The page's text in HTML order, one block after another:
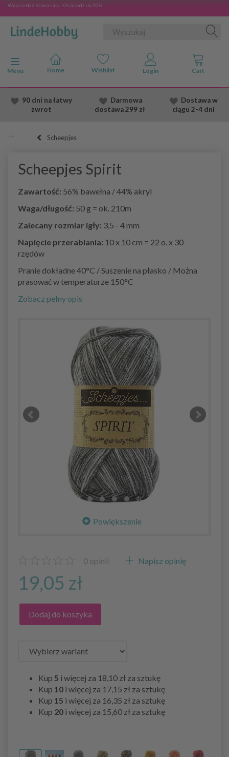
Wyprzedaż Konca Lata - Oszczędź do 50%
Przełącz nawigację
Menu
90 dni na łatwy
zwrot
Darmowa
dostawa299 zł
Dostawaw
ciągu 2-4 dni
Scheepjes
Scheepjes Spirit
Zawartość: 56% bawełna / 44% akryl
Waga/długość: 50 g = ok. 210m
Zalecany rozmiar igły: 3,5 - 4 mm
Napięcie przerabiania: 10 x 10 cm = 22 o. x 30
rzędów
Pranie dokładne 40°C / Suszenie na płasko / Można
prasować w temperaturze 150°C
Zobacz pełny opis
Powiększenie
0 opinii Napisz opinię
19,05 zł
Dodaj do koszyka
Kup 5 i więcej za 18,10 zł za sztukę
Kup 10 i więcej za 17,15 zł za sztukę
Kup 15 i więcej za 16,35 zł za sztukę
Kup 20 i więcej za 15,60 zł za sztukę